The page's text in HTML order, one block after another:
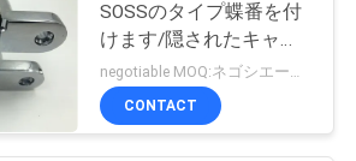
SOSSのタイプ蝶番を付
けます/隠されたキャビ
ネットの蝶番PC 30キロ
グラムの
negotiable MOQ:ネゴシエーション
CONTACT